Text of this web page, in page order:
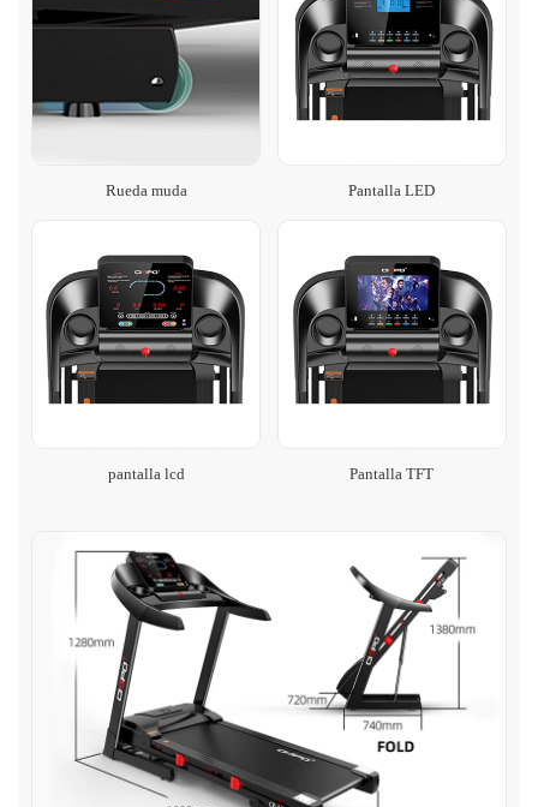
Rueda muda Pantalla LED
pantalla lcd Pantalla TFT